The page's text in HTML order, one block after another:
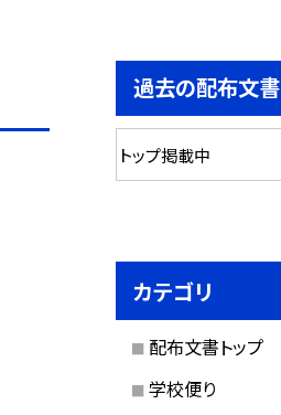
過去の配布文書
カテゴリ
配布文書トップ
学校便り